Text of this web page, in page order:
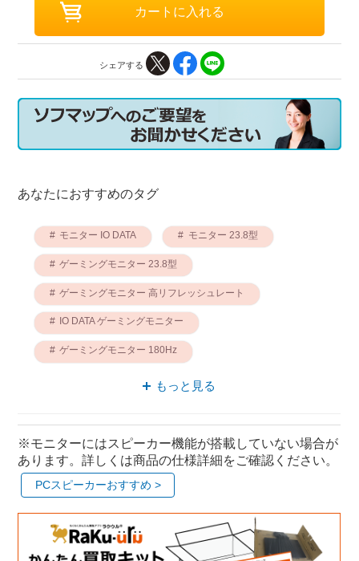
シェアする
あなたにおすすめのタグ
モニター IO DATA モニター 23.8型
ゲーミングモニター 23.8型
ゲーミングモニター 高リフレッシュレート
IO DATA ゲーミングモニター
ゲーミングモニター 180Hz
モニター 高リフレッシュレート
高リフレッシュレート IO DATA
もっと見る
※モニターにはスピーカー機能が搭載していない場合が
あります。詳しくは商品の仕様詳細をご確認ください。
PCスピーカーおすすめ >